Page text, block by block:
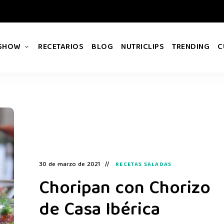
RECETARIOS BLOG NUTRICLIPS TRENDING
30 de marzo de 2021 RECETAS SALADAS
Choripan con Chorizo
de Casa Ibérica